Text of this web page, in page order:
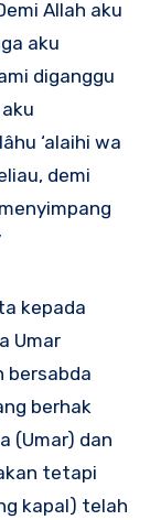
Allah aku
aku
diganggu
‘alaihi wa
demi
kepada
Umar
bersabda
berhak
(Umar) dan
tetapi
kapal) telah